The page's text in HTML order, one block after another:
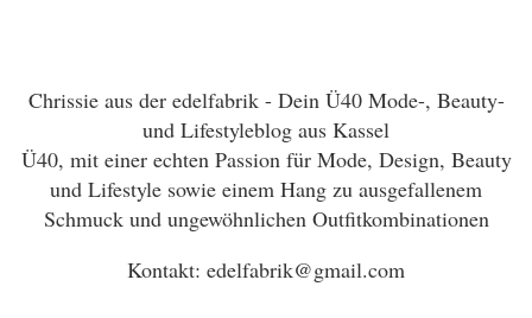
Chrissie aus der edelfabrik - Dein Ü40 Mode-, Beauty-
und Lifestyleblog aus Kassel
Ü40, mit einer echten Passion für Mode, Design, Beauty
und Lifestyle sowie einem Hang zu ausgefallenem
Schmuck und ungewöhnlichen Outfitkombinationen
Kontakt: edelfabrik@gmail.com